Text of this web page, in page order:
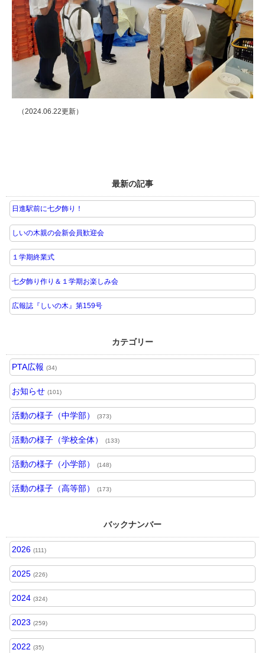
（2024.06.22更新）
最新の記事
日進駅前に七夕飾り！
しいの木親の会新会員歓迎会
１学期終業式
七夕飾り作り＆１学期お楽しみ会
広報誌『しいの木』第159号
カテゴリー
PTA広報 (34)
お知らせ (101)
活動の様子（中学部） (373)
活動の様子（学校全体） (133)
活動の様子（小学部） (148)
活動の様子（高等部） (173)
バックナンバー
2026 (111)
2025 (226)
2024 (324)
2023 (259)
2022 (35)